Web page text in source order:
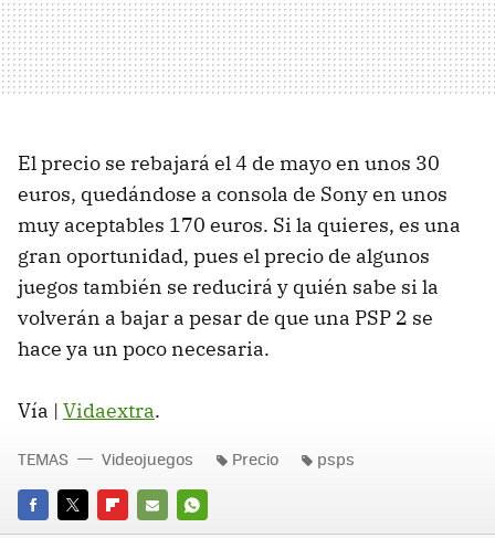
El precio se rebajará el 4 de mayo en unos 30
euros, quedándose a consola de Sony en unos
muy aceptables 170 euros. Si la quieres, es una
gran oportunidad, pues el precio de algunos
juegos también se reducirá y quién sabe si la
volverán a bajar a pesar de que una PSP 2 se
hace ya un poco necesaria.
Vía | Vidaextra.
TEMAS Videojuegos Precio psps